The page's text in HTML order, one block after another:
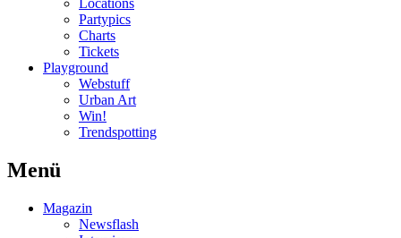
Partypics
Charts
Tickets
Playground
Webstuff
Urban Art
Win!
Trendspotting
Menü
Magazin
Newsflash